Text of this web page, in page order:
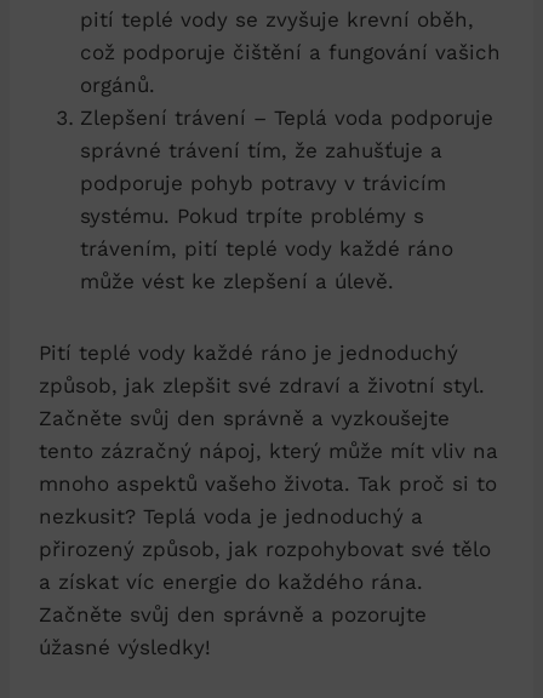
pití teplé vody se zvyšuje krevní oběh,
což podporuje čištění a fungování vašich
orgánů.
Zlepšení trávení – Teplá voda podporuje
správné trávení tím, že zahušťuje a
podporuje pohyb potravy v trávicím
systému. Pokud trpíte problémy s
trávením, pití teplé vody každé ráno
může vést ke zlepšení a úlevě.
Pití teplé vody každé ráno je jednoduchý
způsob, jak zlepšit své zdraví a životní styl.
Začněte svůj den správně a vyzkoušejte
tento zázračný nápoj, který může mít vliv na
mnoho aspektů vašeho života. Tak proč si to
nezkusit? Teplá voda je jednoduchý a
přirozený způsob, jak rozpohybovat své tělo
a získat víc energie do každého rána.
Začněte svůj den správně a pozorujte
úžasné výsledky!